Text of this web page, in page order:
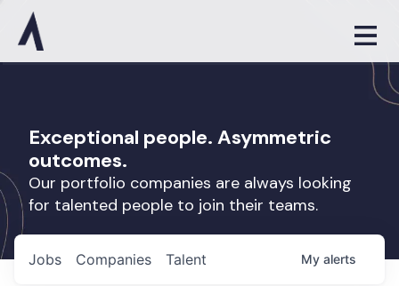
Exceptional people. Asymmetric
outcomes.
Our portfolio companies are always looking
for talented people to join their teams.
Jobs Companies Talent My alerts